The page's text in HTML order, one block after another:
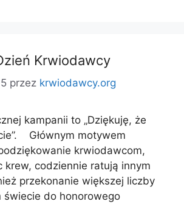
Krwiodawcy
przez krwiodawcy.org
kampanii to „Dziękuję, że
Głównym motywem
krwiodawcom,
krew, codziennie ratują innym
przekonanie większej liczby
świecie do honorowego